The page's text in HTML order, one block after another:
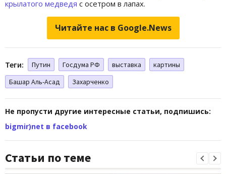
крылатого медведя с осетром в лапах.
Читайте нас в Google.News
Теги: Путин Госдума РФ выставка
картины
Башар Аль-Асад
Захарченко
Не пропусти другие интересные статьи, подпишись:
bigmir)net в facebook
Статьи по теме